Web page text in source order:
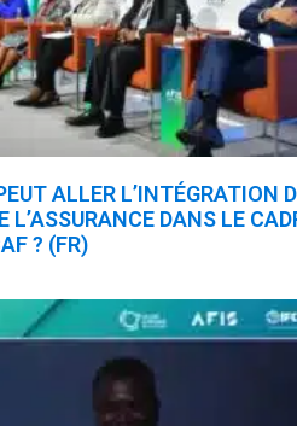
ALLER L’INTÉGRATION
L’ASSURANCE DANS LE
? (FR)